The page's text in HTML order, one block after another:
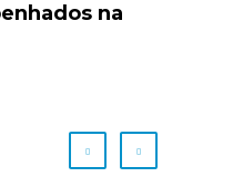
na